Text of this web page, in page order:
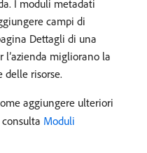
I moduli metadati
campi di
Dettagli di una
l’azienda migliorano la
delle risorse.
aggiungere ulteriori
Moduli